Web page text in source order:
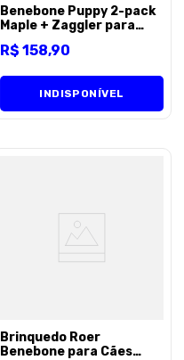
Benebone Puppy 2-pack
Maple + Zaggler para
R$ 158,90
INDISPONÍVEL
Brinquedo Roer
Benebone para Cães